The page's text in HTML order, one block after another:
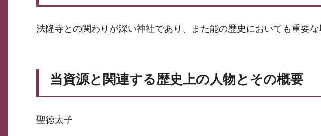
法隆寺との関わりが深い神社であり、また能の歴史においても重要な
当資源と関連する歴史上の人物とその概要
聖徳太子